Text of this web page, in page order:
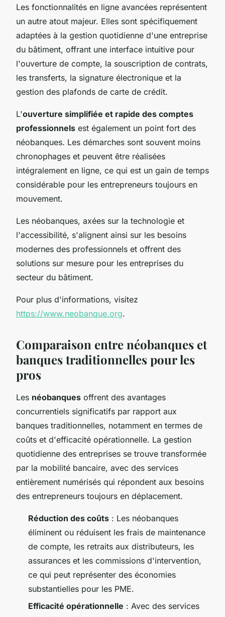
Les fonctionnalités en ligne avancées représentent
un autre atout majeur. Elles sont spécifiquement
adaptées à la gestion quotidienne d'une entreprise
du bâtiment, offrant une interface intuitive pour
l'ouverture de compte, la souscription de contrats,
les transferts, la signature électronique et la
gestion des plafonds de carte de crédit.
L'ouverture simplifiée et rapide des comptes
professionnels est également un point fort des
néobanques. Les démarches sont souvent moins
chronophages et peuvent être réalisées
intégralement en ligne, ce qui est un gain de temps
considérable pour les entrepreneurs toujours en
mouvement.
Les néobanques, axées sur la technologie et
l'accessibilité, s'alignent ainsi sur les besoins
modernes des professionnels et offrent des
solutions sur mesure pour les entreprises du
secteur du bâtiment.
Pour plus d'informations, visitez
https://www.neobanque.org.
Comparaison entre néobanques et
banques traditionnelles pour les
pros
Les néobanques offrent des avantages
concurrentiels significatifs par rapport aux
banques traditionnelles, notamment en termes de
coûts et d'efficacité opérationnelle. La gestion
quotidienne des entreprises se trouve transformée
par la mobilité bancaire, avec des services
entièrement numérisés qui répondent aux besoins
des entrepreneurs toujours en déplacement.
Réduction des coûts : Les néobanques
éliminent ou réduisent les frais de maintenance
de compte, les retraits aux distributeurs, les
assurances et les commissions d'intervention,
ce qui peut représenter des économies
substantielles pour les PME.
Efficacité opérationnelle : Avec des services